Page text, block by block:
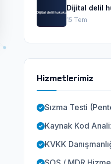
Dijital delil
15 Tem
Hizmetlerimiz
Sızma Testi
Kaynak Kod
KVKK